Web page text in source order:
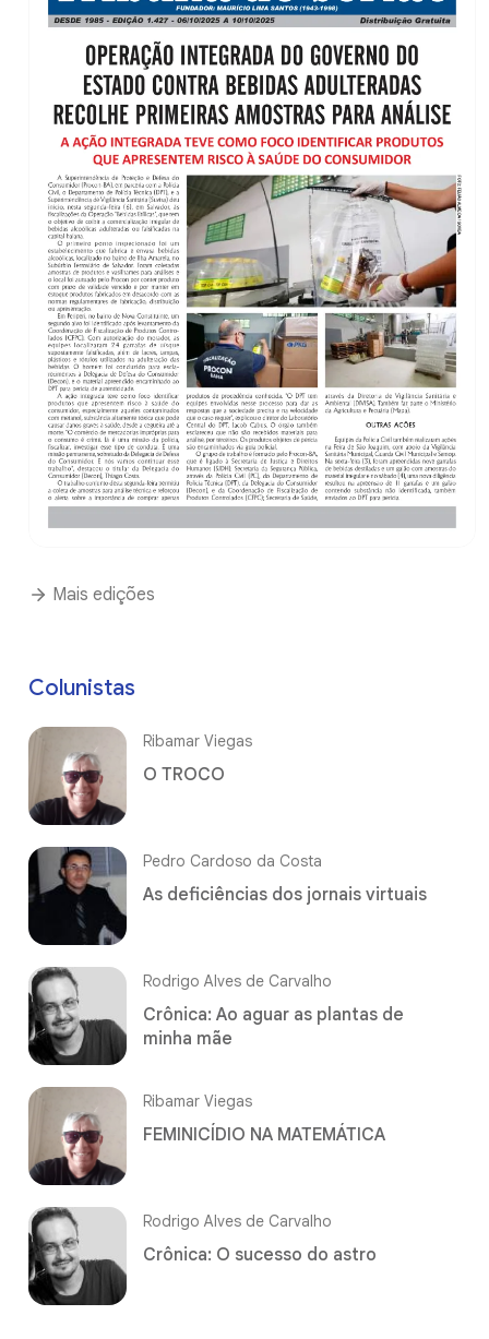
Mais edições
Colunistas
Ribamar Viegas
O TROCO
Pedro Cardoso da Costa
As deficiências dos jornais virtuais
Rodrigo Alves de Carvalho
Crônica: Ao aguar as plantas de
minha mãe
Ribamar Viegas
FEMINICÍDIO NA MATEMÁTICA
Rodrigo Alves de Carvalho
Crônica: O sucesso do astro